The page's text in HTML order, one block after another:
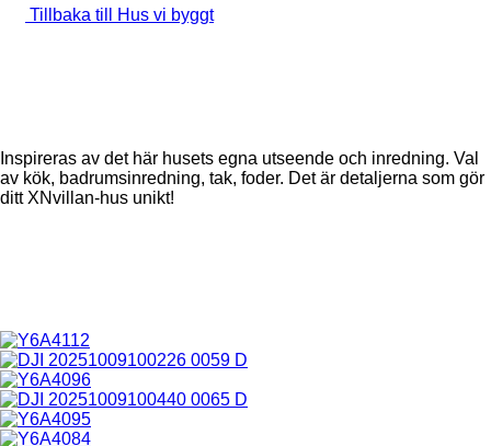
Tillbaka till Hus vi byggt
Inspireras av det här husets egna utseende och inredning. Val
av kök, badrumsinredning, tak, foder. Det är detaljerna som gör
ditt XNvillan-hus unikt!